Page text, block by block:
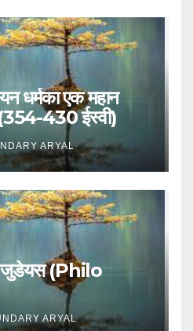
धर्मका एक महान
430 ईस्वी)
ARYAL
ARYAL